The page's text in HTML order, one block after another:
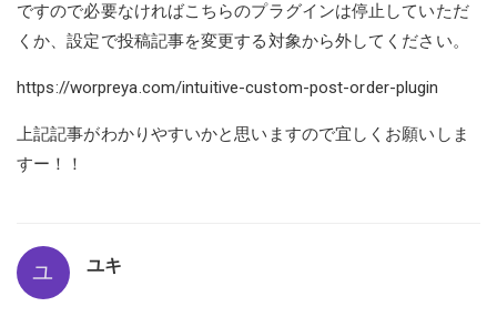
ですので必要なければこちらのプラグインは停止していただ
くか、設定で投稿記事を変更する対象から外してください。
https://worpreya.com/intuitive-custom-post-order-plugin
上記記事がわかりやすいかと思いますので宜しくお願いしま
すー！！
ユ ユキ